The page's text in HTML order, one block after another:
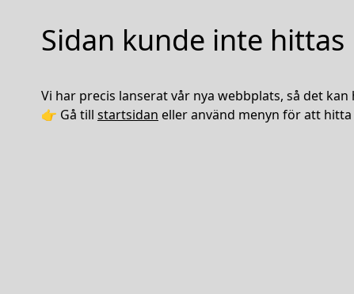
Sidan kunde inte hittas
Vi har precis lanserat vår nya webbplats, så det
👉 Gå till startsidan eller använd menyn för att hitta